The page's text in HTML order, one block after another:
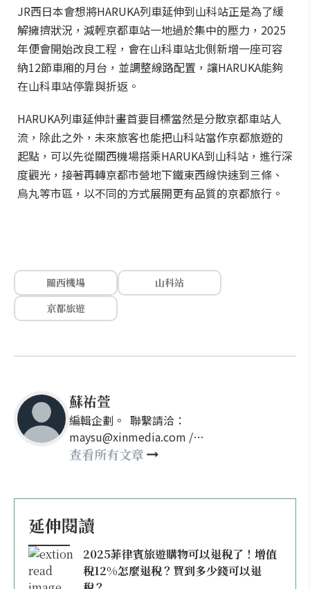
JR西日本會想將HARUKA列車延伸到山科站正是為了緩
解擁擠狀況，減輕京都車站一地過於集中的壓力，2025
年便會開始改良工程，會在山科車站北側新增一座可容
納12節車廂的月台，並調整線路配置，讓HARUKA能夠
在山科車站停靠與折返。
HARUKA列車延伸計畫首要目標當然是分散京都車站人
流，除此之外，未來旅客也能把山科站當作京都旅遊的
起點，可以先從關西機場搭乘HARUKA到山科站，進行深
度觀光，接著再轉京都市營地下鐵東西線快速到三條、
烏丸等市區，以不同的方式展開更有品質的京都旅行。
關西機場
山科站
京都旅遊
蘇祐萱
編輯企劃。 聯繫請洽：
maysu@xinmedia.com /
may860527@gmail.com
查看所有文章
延伸閱讀
2025菲律賓旅遊購物可以退稅了！增值
稅12%怎麼退稅？買到多少錢可以退